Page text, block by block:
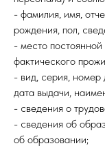
- фамилия, имя,
рождения, пол,
- место
фактического
- вид, серия, номер
дата выдачи,
- сведения о
- сведения об
об образовании;